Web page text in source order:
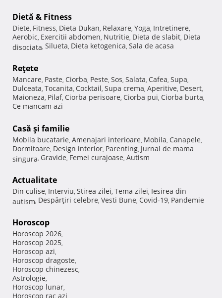
Dietă & Fitness
Diete, Fitness, Dieta Dukan, Relaxare, Yoga, Intretinere,
Aerobic, Exercitii abdomen, Nutritie, Dieta de slabit, Dieta
disociata, Silueta, Dieta ketogenica, Sala de acasa
Reţete
Mancare, Paste, Ciorba, Peste, Sos, Salata, Cafea, Supa,
Dulceata, Tocanita, Cocktail, Supa crema, Aperitive, Desert,
Maioneza, Pilaf, Ciorba perisoare, Ciorba pui, Ciorba burta,
Ce mancam azi
Casă şi familie
Mobila bucatarie, Amenajari interioare, Mobila, Canapele,
Dormitoare, Design interior, Parenting, Jurnal de mama
singura, Gravide, Femei curajoase, Autism
Actualitate
Din culise, Interviu, Stirea zilei, Tema zilei, Iesirea din
autism, Despărţiri celebre, Vesti Bune, Covid-19, Pandemie
Horoscop
Horoscop 2026,
Horoscop 2025,
Horoscop azi,
Horoscop dragoste,
Horoscop chinezesc,
Astrologie,
Horoscop lunar,
Horoscop rac azi